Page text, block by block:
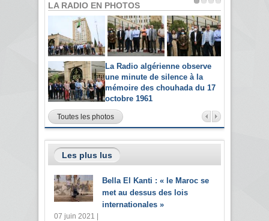
LA RADIO EN PHOTOS
La Radio algérienne observe
une minute de silence à la
mémoire des chouhada du 17
octobre 1961
Toutes les photos
Les plus lus
Bella El Kanti : « le Maroc se
met au dessus des lois
internationales »
07 juin 2021 |